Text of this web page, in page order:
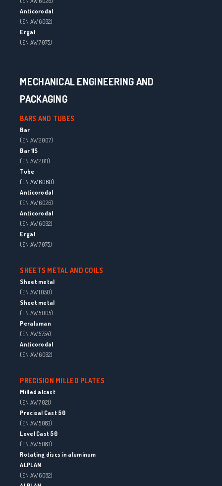
Anticorodal
(EN AW 6082)
Ergal
(EN AW 7075)
MECHANICAL ENGINEERING AND
PACKAGING
BARS AND TUBES
Bar
(EN AW 2007)
Bar 11S
(EN AW 2011)
Tube
(EN AW 6060)
Anticorodal
(EN AW 6026)
Anticorodal
(EN AW 6082)
Ergal
(EN AW 7075)
SHEETS METAL AND COILS
Sheet metal
(EN AW 1050)
Sheet metal
(EN AW 5005)
Peraluman
(EN AW 5754)
Anticorodal
(EN AW 6082)
PRECISION MILLED PLATES
Milled alcast
(EN AW 7021)
Precisal Cast 50
(EN AW 5083)
Level Cast 50
(EN AW 5083)
Rotating discs in aluminum
ALPLAN
(EN AW 6082)